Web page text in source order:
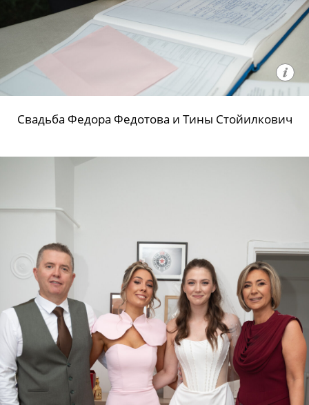
Свадьба Федора Федотова и Тины Стойилкович